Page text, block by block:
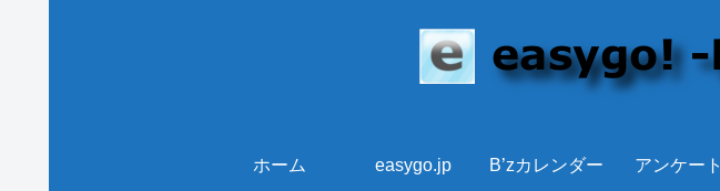
ホーム easygo.jp B’zカレンダー アンケート